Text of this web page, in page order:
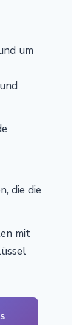
um
die die
mit